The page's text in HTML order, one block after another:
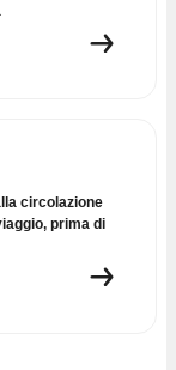
circolazione
prima di